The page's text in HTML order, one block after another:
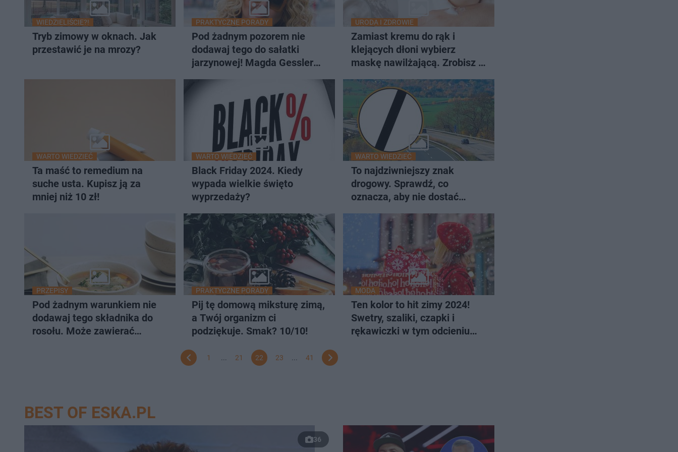
WIEDZIELIŚCIE?!
Tryb zimowy w oknach. Jak
przestawić je na mrozy?
PRAKTYCZNE PORADY
Pod żadnym pozorem nie
dodawaj tego do sałatki
jarzynowej! Magda Gessler
URODA I ZDROWIE
Zamiast kremu do rąk i
klejących dłoni wybierz
maskę nawilżającą. Zrobisz ją
WARTO WIEDZIEĆ
Ta maść to remedium na
suche usta. Kupisz ją za
mniej niż 10 zł!
WARTO WIEDZIEĆ
Black Friday 2024. Kiedy
wypada wielkie święto
wyprzedaży?
WARTO WIEDZIEĆ
To najdziwniejszy znak
drogowy. Sprawdź, co
oznacza, aby nie dostać
PRZEPISY
Pod żadnym warunkiem nie
dodawaj tego składnika do
rosołu. Może zawierać
PRAKTYCZNE PORADY
Pij tę domową miksturę zimą,
a Twój organizm ci
podziękuje. Smak? 10/10!
MODA
Ten kolor to hit zimy 2024!
Swetry, szaliki, czapki i
rękawiczki w tym odcieniu
1 21 22 23 41
BEST OF ESKA.PL
36